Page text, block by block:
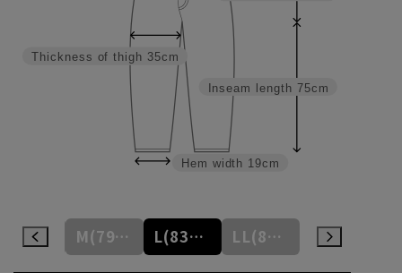
Inseam length 75cm
Hem width 19cm
Thickness of thigh 35cm
S(75cm) M(79cm) L(83cm) LL(87cm)